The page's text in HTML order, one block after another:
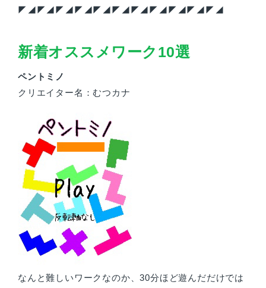
◤◢◤◢◤◢◤◢◤◢◤◢◤◢◤◢◤◢◤◢◤◢
新着オススメワーク10選
ペントミノ
クリエイター名：むつカナ
なんと難しいワークなのか、30分ほど遊んだだけでは